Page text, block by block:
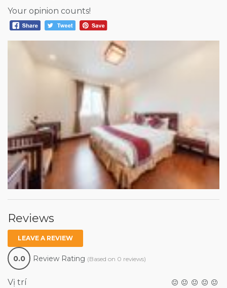
Your opinion counts!
Reviews
LEAVE A REVIEW
0.0 Review Rating (Based on 0 reviews)
Vị trí